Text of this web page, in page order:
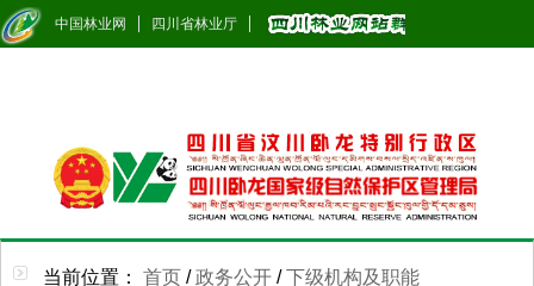
中国林业网 四川省林业厅
当前位置： 首页 /政务公开 /下级机构及职能